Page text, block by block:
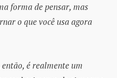
forma de pensar, mas
o que você usa agora
é realmente um